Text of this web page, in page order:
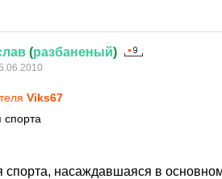
(разбаненый)
Viks67
спорта
спорта, насаждавшаяся в